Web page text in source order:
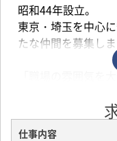
昭和44年設立。
東京・埼玉を中心
たな仲間を募集しま
「職場の雰囲気を
そんな方も大歓迎
仕事内容